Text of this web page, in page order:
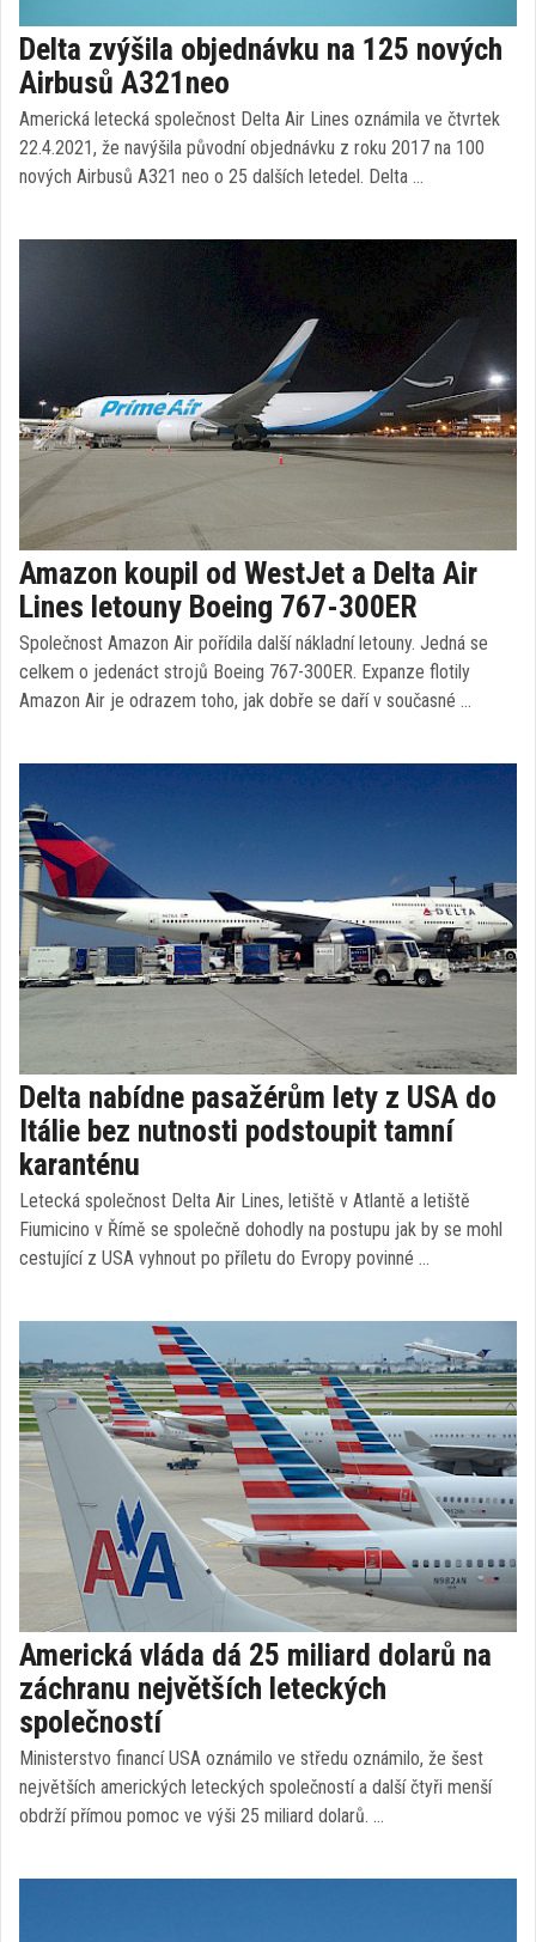
Delta zvýšila objednávku na 125 nových
Airbusů A321neo
Americká letecká společnost Delta Air Lines oznámila ve čtvrtek
22.4.2021, že navýšila původní objednávku z roku 2017 na 100
nových Airbusů A321 neo o 25 dalších letedel. Delta …
Amazon koupil od WestJet a Delta Air
Lines letouny Boeing 767-300ER
Společnost Amazon Air pořídila další nákladní letouny. Jedná se
celkem o jedenáct strojů Boeing 767-300ER. Expanze flotily
Amazon Air je odrazem toho, jak dobře se daří v současné …
Delta nabídne pasažérům lety z USA do
Itálie bez nutnosti podstoupit tamní
karanténu
Letecká společnost Delta Air Lines, letiště v Atlantě a letiště
Fiumicino v Římě se společně dohodly na postupu jak by se mohl
cestující z USA vyhnout po příletu do Evropy povinné …
Americká vláda dá 25 miliard dolarů na
záchranu největších leteckých
společností
Ministerstvo financí USA oznámilo ve středu oznámilo, že šest
největších amerických leteckých společností a další čtyři menší
obdrží přímou pomoc ve výši 25 miliard dolarů. …